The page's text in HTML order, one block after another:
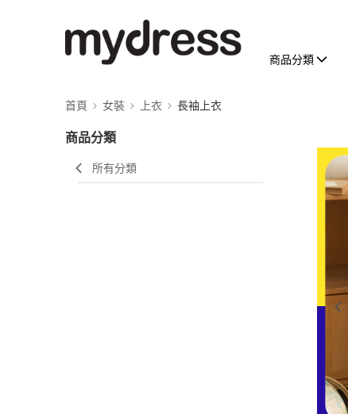
商品分類
首頁 女裝 上衣 長袖上衣
商品分類
所有分類